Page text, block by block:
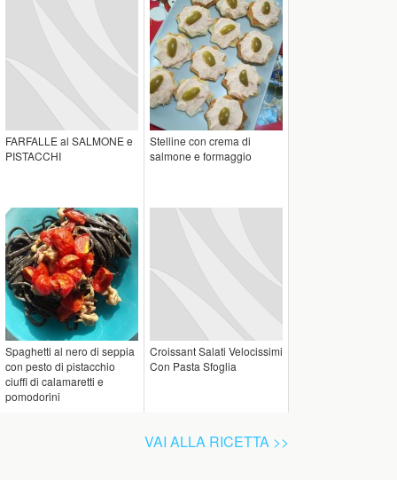
FARFALLE al SALMONE e
PISTACCHI
Stelline con crema di
salmone e formaggio
Spaghetti al nero di seppia
con pesto di pistacchio
ciuffi di calamaretti e
pomodorini
Croissant Salati Velocissimi
Con Pasta Sfoglia
VAI ALLA RICETTA >>